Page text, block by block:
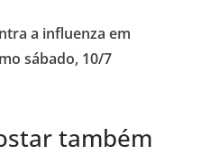
a influenza em
sábado, 10/7
também